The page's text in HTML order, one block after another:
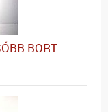
BORT